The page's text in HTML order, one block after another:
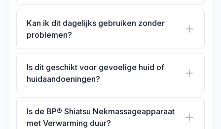
Kan ik dit dagelijks gebruiken zonder
problemen?
Is dit geschikt voor gevoelige huid of
huidaandoeningen?
Is de BP® Shiatsu Nekmassageapparaat
met Verwarming duur?